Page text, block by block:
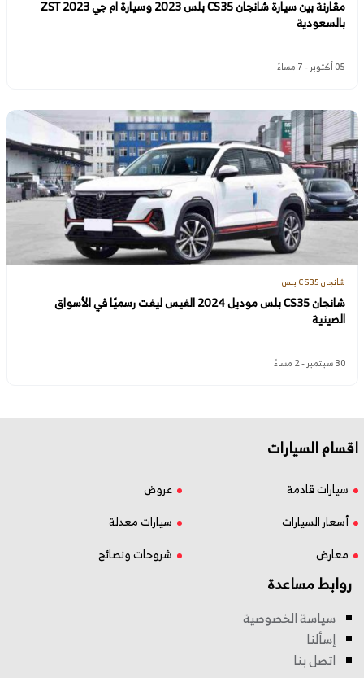
مقارنة بين سيارة شانجان CS35 بلس 2023 وسيارة ام جي ZST 2023
بالسعودية
05 أكتوبر - 7 مساءً
شانجان CS35 بلس
شانجان CS35 بلس موديل 2024 الفيس ليفت رسميًا في الأسواق
الصينية
30 سبتمبر - 2 مساءً
اقسام السيارات
سيارات قادمة
عروض
أسعار السيارات
سيارات معدلة
معارض
شروحات ونصائح
روابط مساعدة
سياسة الخصوصية
إسألنا
اتصل بنا